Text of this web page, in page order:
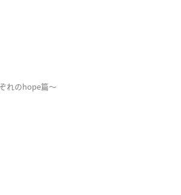
れのhope篇〜